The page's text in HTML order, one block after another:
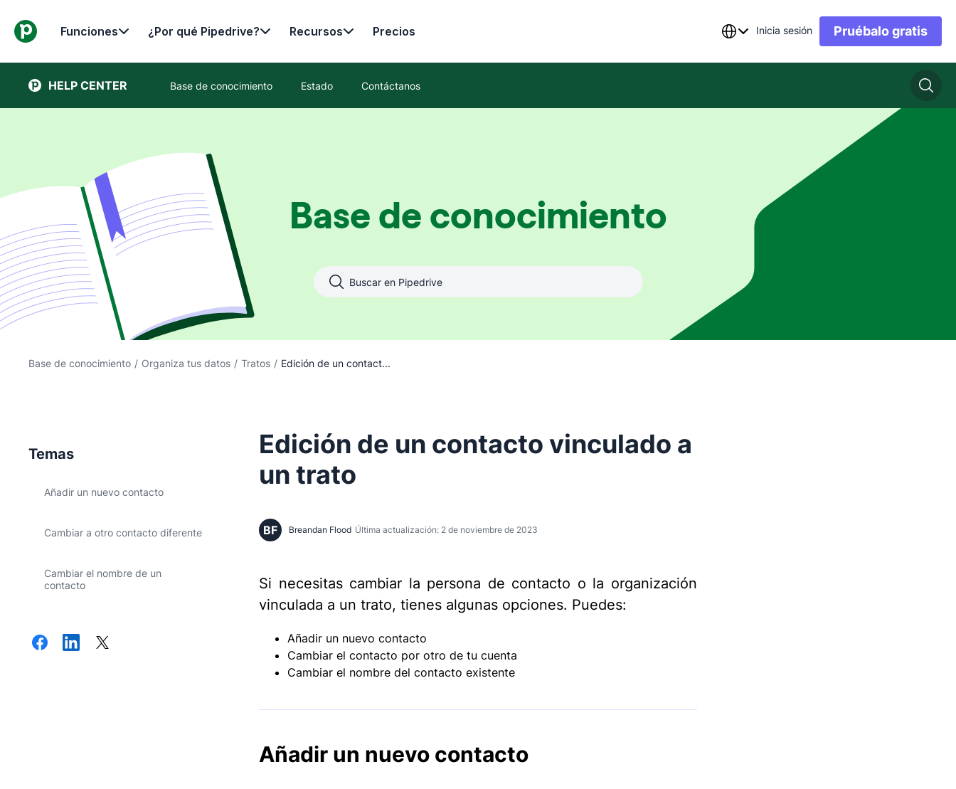
Funciones ¿Por qué Pipedrive? Recursos Precios Inicia sesión Pruébalo gratis
HELP CENTER Base de conocimiento Estado Contáctanos
Base de conocimiento
Base de conocimiento / Organiza tus datos / Tratos / Edición de un contact...
Temas
Añadir un nuevo contacto
Cambiar a otro contacto diferente
Cambiar el nombre de un
contacto
Edición de un contacto vinculado a
un trato
BF Breandan Flood Última actualización: 2 de noviembre de 2023
Si necesitas cambiar la persona de contacto o la organización
vinculada a un trato, tienes algunas opciones. Puedes:
Añadir un nuevo contacto
Cambiar el contacto por otro de tu cuenta
Cambiar el nombre del contacto existente
Añadir un nuevo contacto